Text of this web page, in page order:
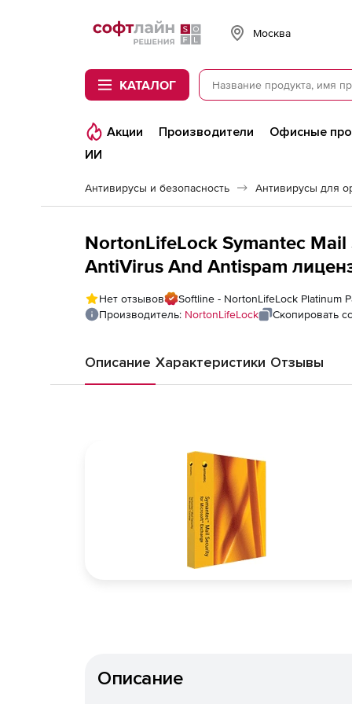
Softline
Москва
КАТАЛОГ
Акции Производители Офисные
ИИ
Антивирусы и безопасность Антивирусы для
NortonLifeLock Symantec
AntiVirus And Antispam
государственных и
пользователей
Нет отзывов
Softline - NortonLifeLock Platinum
Производитель: NortonLifeLock Скопировать
Описание Характеристики Отзывы
Описание